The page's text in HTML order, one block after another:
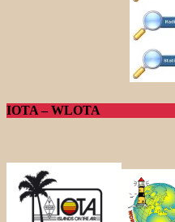
IOTA – WLOTA